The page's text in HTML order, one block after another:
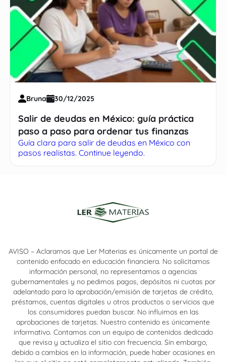
Bruna 30/12/2025
Salir de deudas en México: guía práctica
paso a paso para ordenar tus finanzas
Guía clara para salir de deudas en México con
pasos realistas. Continue leyendo.
AVISO – Aclaramos que Ler Materias es únicamente un portal de
contenido enfocado en educación financiera. No solicitamos
información personal, no representamos a agencias
gubernamentales y no pedimos pagos, depósitos ni cuotas por
adelantado para la aprobación/emisión de tarjetas de crédito,
préstamos, cuentas digitales u otros productos o servicios que
los consumidores puedan buscar. No influimos en las
aprobaciones de tarjetas. Nuestro contenido es únicamente
informativo. Contamos con un equipo de contenidos dedicado
que revisa y actualiza el sitio con frecuencia. Sin embargo,
debido a cambios en la información, puede haber ocasiones en